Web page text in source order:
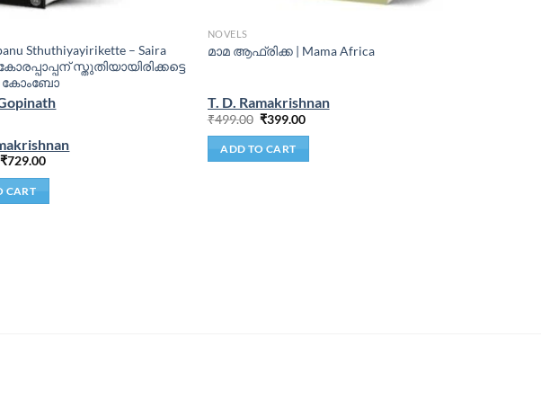
Sthuthiyayirikette – Saira
സ്തുതിയായിരിക്കട്ടെ
കോംബോ
₹729.00
CART
NOVELS
മാമ ആഫ്രിക്ക | Mama Africa
T. D. Ramakrishnan
₹499.00 ₹399.00
ADD TO CART